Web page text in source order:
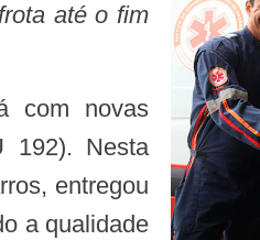
até o fim
192). Nesta
entregou
a qualidade